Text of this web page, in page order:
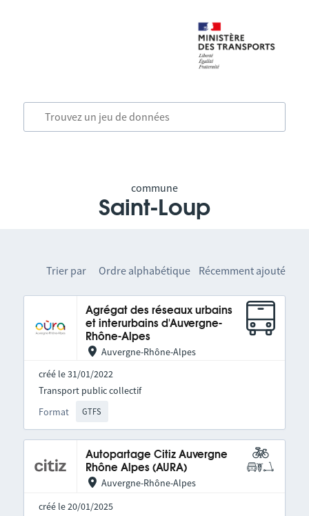
commune
Saint-Loup
Trier par Ordre alphabétique Récemment ajouté
Agrégat des réseaux urbains
et interurbains d'Auvergne-
Rhône-Alpes
Auvergne-Rhône-Alpes
créé le 31/01/2022
Format GTFS
Transport public collectif
Autopartage Citiz Auvergne
Rhône Alpes (AURA)
Auvergne-Rhône-Alpes
créé le 20/01/2025